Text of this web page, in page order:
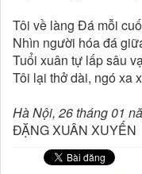
Tôi về làng Đá mỗi
Nhìn người hóa đá
Tuổi xuân tự lấp sâu
Tôi lại thở dài, ngó xa
Hà Nội, 26 tháng 01
ĐẶNG XUÂN XUYẾN